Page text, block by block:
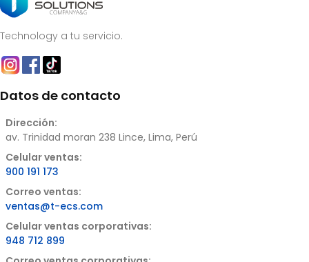
Technology a tu servicio.
Datos de contacto
Dirección:
av. Trinidad moran 238 Lince, Lima, Perú
Celular ventas:
900 191 173
Correo ventas:
ventas@t-ecs.com
Celular ventas corporativas:
948 712 899